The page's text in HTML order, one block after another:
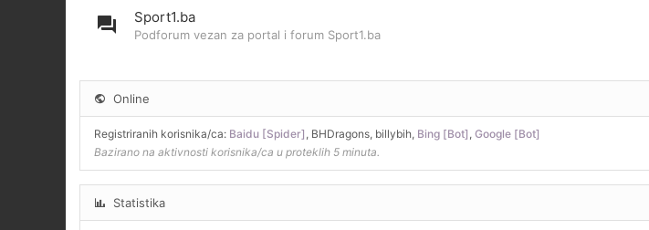
Sport1.ba
Podforum vezan za portal i forum Sport1.ba
Online
Registriranih korisnika/ca: Baidu [Spider] , BHDragons, billybih, Bing [Bot] , Google [Bot]
Bazirano na aktivnosti korisnika/ca u proteklih 5 minuta.
Statistika